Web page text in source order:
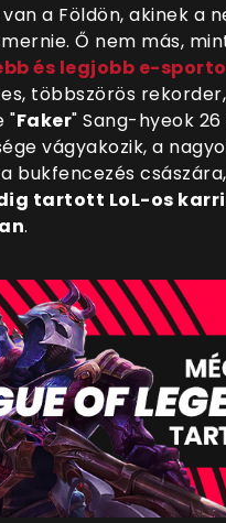
a Földön, akinek a
Ő nem más,
és legjobb e-
többszörös
"Faker" Sang-hyeok
vágyakozik, a
bukfencezés
tartott LoL-os
.